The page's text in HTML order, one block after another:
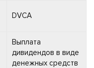
DVCA
Выплата
дивидендов в виде
денежных средств